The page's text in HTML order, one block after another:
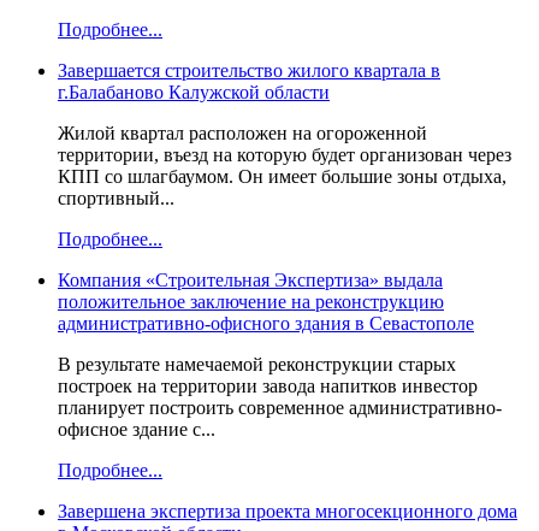
Подробнее...
Завершается строительство жилого квартала в
г.Балабаново Калужской области
Жилой квартал расположен на огороженной
территории, въезд на которую будет организован через
КПП со шлагбаумом. Он имеет большие зоны отдыха,
спортивный...
Подробнее...
Компания «Строительная Экспертиза» выдала
положительное заключение на реконструкцию
административно-офисного здания в Севастополе
В результате намечаемой реконструкции старых
построек на территории завода напитков инвестор
планирует построить современное административно-
офисное здание с...
Подробнее...
Завершена экспертиза проекта многосекционного дома